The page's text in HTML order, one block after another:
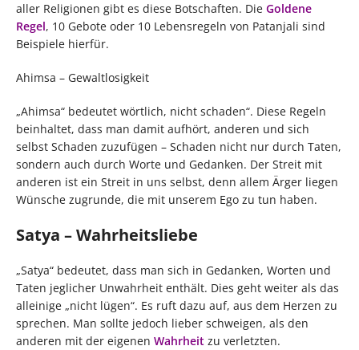
aller Religionen gibt es diese Botschaften. Die Goldene
Regel, 10 Gebote oder 10 Lebensregeln von Patanjali sind
Beispiele hierfür.
Ahimsa – Gewaltlosigkeit
„Ahimsa“ bedeutet wörtlich, nicht schaden“. Diese Regeln
beinhaltet, dass man damit aufhört, anderen und sich
selbst Schaden zuzufügen – Schaden nicht nur durch Taten,
sondern auch durch Worte und Gedanken. Der Streit mit
anderen ist ein Streit in uns selbst, denn allem Ärger liegen
Wünsche zugrunde, die mit unserem Ego zu tun haben.
Satya – Wahrheitsliebe
„Satya“ bedeutet, dass man sich in Gedanken, Worten und
Taten jeglicher Unwahrheit enthält. Dies geht weiter als das
alleinige „nicht lügen“. Es ruft dazu auf, aus dem Herzen zu
sprechen. Man sollte jedoch lieber schweigen, als den
anderen mit der eigenen Wahrheit zu verletzten.